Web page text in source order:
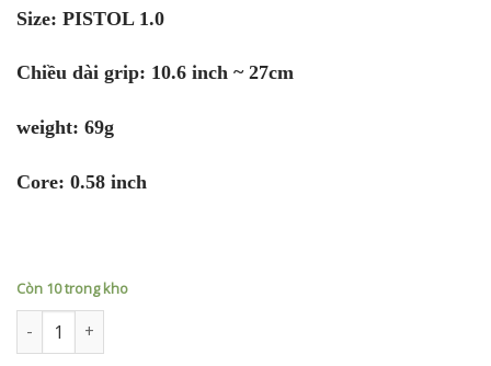
Size: PISTOL 1.0
Chiều dài grip: 10.6 inch ~ 27cm
weight: 69g
Core: 0.58 inch
Còn 10 trong kho
Tay nắm gậy Putter Grip Super Stroke Zenergy Pistol Tour số